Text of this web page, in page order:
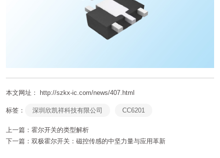
本文网址： http://szkx-ic.com/news/407.html
标签： 深圳欣凯祥科技有限公司 CC6201
上一篇： 霍尔开关的类型解析
下一篇： 双极霍尔开关：磁控传感的中坚力量与应用革新